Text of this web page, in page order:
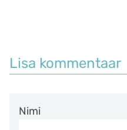
Lisa kommentaar
Nimi